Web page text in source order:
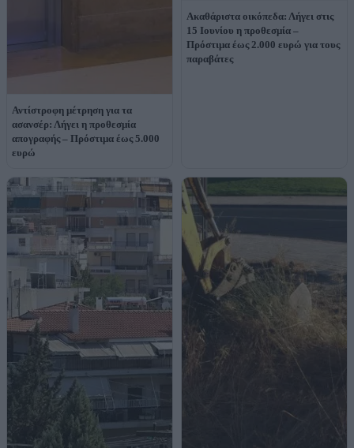
Αντίστροφη μέτρηση για τα
ασανσέρ: Λήγει η προθεσμία
απογραφής – Πρόστιμα έως 5.000
ευρώ
Ακαθάριστα οικόπεδα: Λήγει στις
15 Ιουνίου η προθεσμία –
Πρόστιμα έως 2.000 ευρώ για τους
παραβάτες